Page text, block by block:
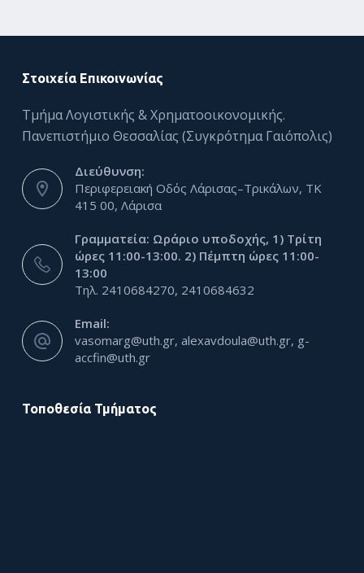
Στοιχεία Επικοινωνίας
Τμήμα Λογιστικής & Χρηματοοικονομικής.
Πανεπιστήμιο Θεσσαλίας (Συγκρότημα Γαιόπολις)
Διεύθυνση:
Περιφερειακή Οδός Λάρισας–Τρικάλων, ΤΚ
415 00, Λάρισα
Γραμματεία: Ωράριο υποδοχής, 1) Τρίτη
ώρες 11:00-13:00. 2) Πέμπτη ώρες 11:00-
13:00
Τηλ. 2410684270, 2410684632
Email:
vasomarg@uth.gr, alexavdoula@uth.gr, g-
accfin@uth.gr
Τοποθεσία Τμήματος